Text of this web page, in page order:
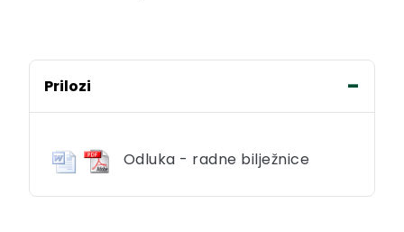
Prilozi
Odluka - radne bilježnice